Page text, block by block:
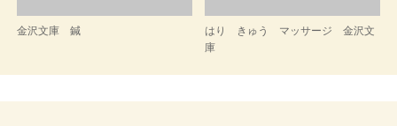
金沢文庫 鍼
はり きゅう マッサージ 金沢文
庫